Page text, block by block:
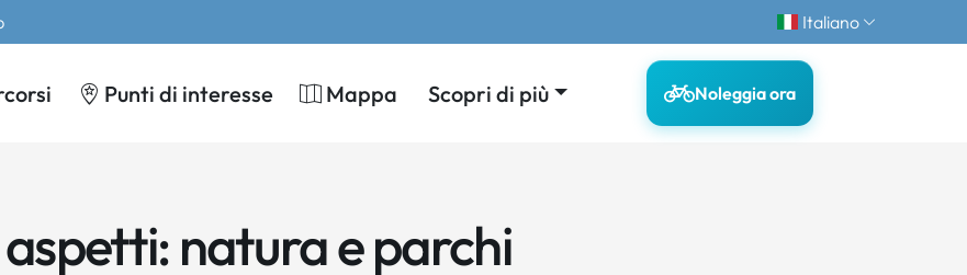
Italiano
Punti di interesse Mappa Scopri di più Noleggia ora
natura e parchi